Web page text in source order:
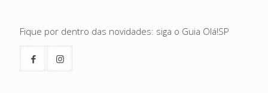
Fique por dentro das novidades: siga o Guia Olá!SP